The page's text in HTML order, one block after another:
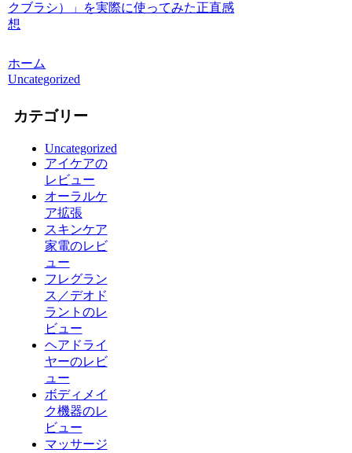
クブラシ）」を実際に使ってみた正直感
想
ホーム
Uncategorized
カテゴリー
Uncategorized
アイケアの
レビュー
オーラルケ
ア拡張
スキンケア
家電のレビ
ュー
フレグラン
ス／デオド
ラントのレ
ビュー
ヘアドライ
ヤーのレビ
ュー
ボディメイ
ク機器のレ
ビュー
マッサージ